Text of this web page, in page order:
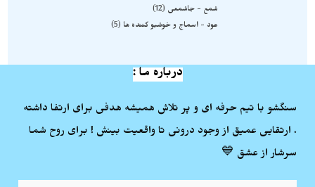
شمع - جاشمعی
12
عود - اسماج و خوشبو کننده ها
5
درباره ما :
سنگشو با تیم حرفه ای و پر تلاش همیشه هدفی برای ارتفا داشته
. ارتقایی عمیق از وجود درونی تا واقعیت بینش ! برای روح شما
سرشار از عشق 💙